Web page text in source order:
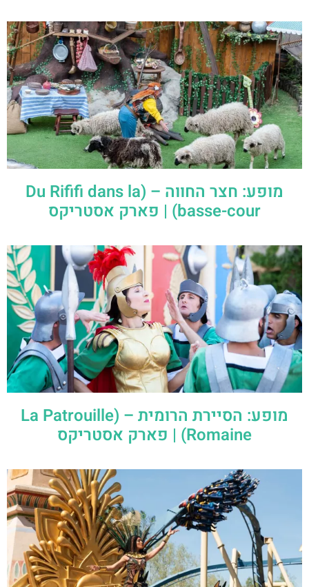
מופע: חצר החווה – (Du Rififi dans la
basse-cour) | פארק אסטריקס
מופע: הסיירת הרומית – (La Patrouille
Romaine) | פארק אסטריקס